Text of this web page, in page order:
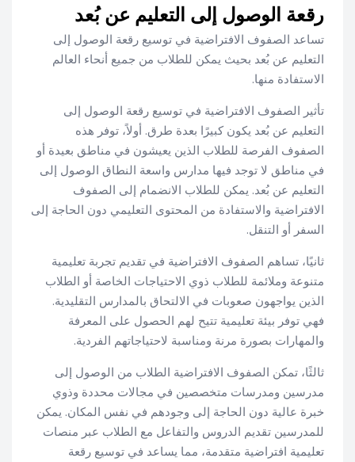
رقعة الوصول إلى التعليم عن بُعد
تساعد الصفوف الافتراضية في توسيع رقعة الوصول إلى
التعليم عن بُعد بحيث يمكن للطلاب من جميع أنحاء العالم
الاستفادة منها.
تأثير الصفوف الافتراضية في توسيع رقعة الوصول إلى
التعليم عن بُعد يكون كبيرًا بعدة طرق. أولاً، توفر هذه
الصفوف الفرصة للطلاب الذين يعيشون في مناطق بعيدة أو
في مناطق لا توجد فيها مدارس واسعة النطاق الوصول إلى
التعليم عن بُعد. يمكن للطلاب الانضمام إلى الصفوف
الافتراضية والاستفادة من المحتوى التعليمي دون الحاجة إلى
السفر أو التنقل.
ثانيًا، تساهم الصفوف الافتراضية في تقديم تجربة تعليمية
متنوعة وملائمة للطلاب ذوي الاحتياجات الخاصة أو الطلاب
الذين يواجهون صعوبات في الالتحاق بالمدارس التقليدية.
فهي توفر بيئة تعليمية تتيح لهم الحصول على المعرفة
والمهارات بصورة مرنة ومناسبة لاحتياجاتهم الفردية.
ثالثًا، تمكن الصفوف الافتراضية الطلاب من الوصول إلى
مدرسين ومدرسات متخصصين في مجالات محددة وذوي
خبرة عالية دون الحاجة إلى وجودهم في نفس المكان. يمكن
للمدرسين تقديم الدروس والتفاعل مع الطلاب عبر منصات
تعليمية افتراضية متقدمة، مما يساعد في توسيع رقعة